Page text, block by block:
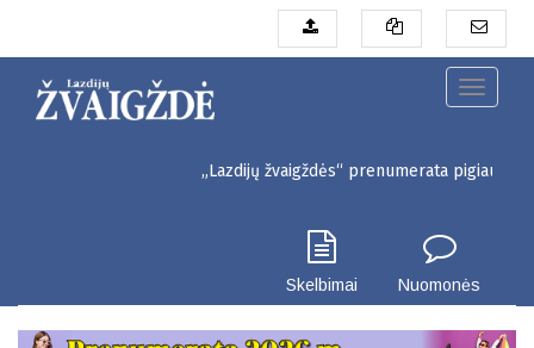
pagrindinį
Toggle
„Lazdijų žvaigždės“ prenumerata pigiau. Seinų
Skelbimai Nuomonės